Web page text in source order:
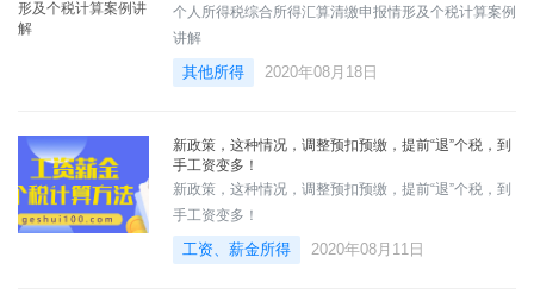
个人所得税综合所得汇算清缴申报情形及个税计算案例
讲解
其他所得 2020年08月18日
新政策，这种情况，调整预扣预缴，提前“退”个税，到
手工资变多！
新政策，这种情况，调整预扣预缴，提前“退”个税，到
手工资变多！
工资、薪金所得 2020年08月11日